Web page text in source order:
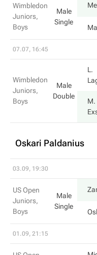
Wimbledon
Juniors,
Boys
Male
Single
07.07, 16:45
Wimbledon
Juniors,
Boys
Male
Double
L.
M.
Oskari Paldanius
03.09, 19:30
US Open
Juniors,
Boys
Male
Single
01.09, 21:15